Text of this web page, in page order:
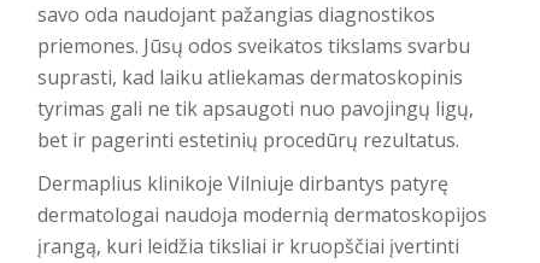
savo oda naudojant pažangias diagnostikos
priemones. Jūsų odos sveikatos tikslams svarbu
suprasti, kad laiku atliekamas dermatoskopinis
tyrimas gali ne tik apsaugoti nuo pavojingų ligų,
bet ir pagerinti estetinių procedūrų rezultatus.
Dermaplius klinikoje Vilniuje dirbantys patyrę
dermatologai naudoja modernią dermatoskopijos
įrangą, kuri leidžia tiksliai ir kruopščiai įvertinti